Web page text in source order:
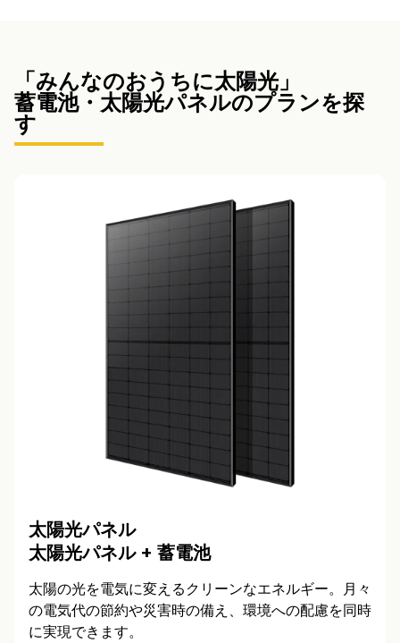
「みんなのおうちに太陽光」
蓄電池・太陽光パネルのプランを探
す
太陽光パネル
太陽光パネル + 蓄電池
太陽の光を電気に変えるクリーンなエネルギー。月々
の電気代の節約や災害時の備え、環境への配慮を同時
に実現できます。